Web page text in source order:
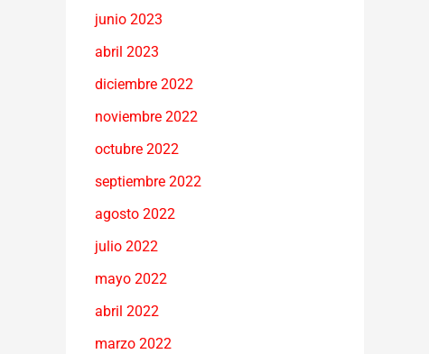
junio 2023
abril 2023
diciembre 2022
noviembre 2022
octubre 2022
septiembre 2022
agosto 2022
julio 2022
mayo 2022
abril 2022
marzo 2022